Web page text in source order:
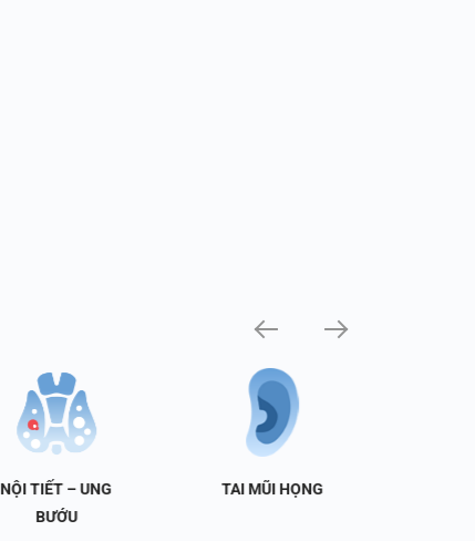
NỘI TIẾT – UNG
BƯỚU
TAI MŨI HỌNG